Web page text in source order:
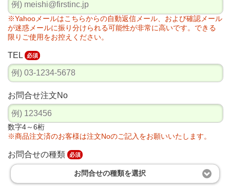
※Yahooメールはこちらからの自動返信メール、および確認メール
が迷惑メールに振り分けられる可能性が非常に高いです。できる
限りご使用をお控えください。
TEL 必須
お問合せ注文No
数字4～6桁
※商品注文済のお客様は注文Noのご記入をお願いいたします。
お問合せの種類 必須
お問合せの種類を選択